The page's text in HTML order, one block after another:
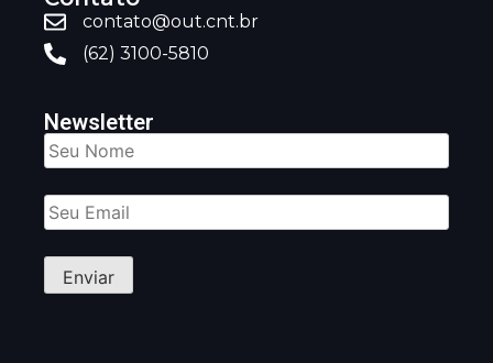
contato@out.cnt.br
(62) 3100-5810
Newsletter